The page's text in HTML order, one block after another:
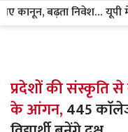
कानून, बढ़ता निवेश… यूपी में
प्रदेशों की संस्कृति से
के आंगन,445